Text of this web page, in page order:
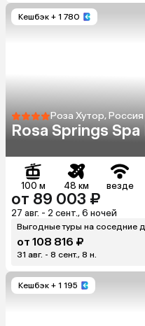
Кешбэк + 1 780
Роза Хутор, Россия
Rosa Springs
100 м 48 км везде
от 89 003 ₽
27 авг. - 2 сент., 6 ночей
Выгодные туры на соседние
от 108 816 ₽
31 авг. - 8 сент., 8 н.
Кешбэк + 1 195